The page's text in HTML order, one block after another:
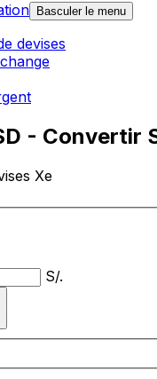
Basculer le menu
devises
- Convertir
Xe
S/.